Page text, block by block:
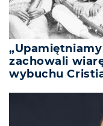
zachowali
wybuchu